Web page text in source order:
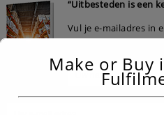
“Uitbesteden is een
Vul je e-mailadres in
toe.
Make or Buy